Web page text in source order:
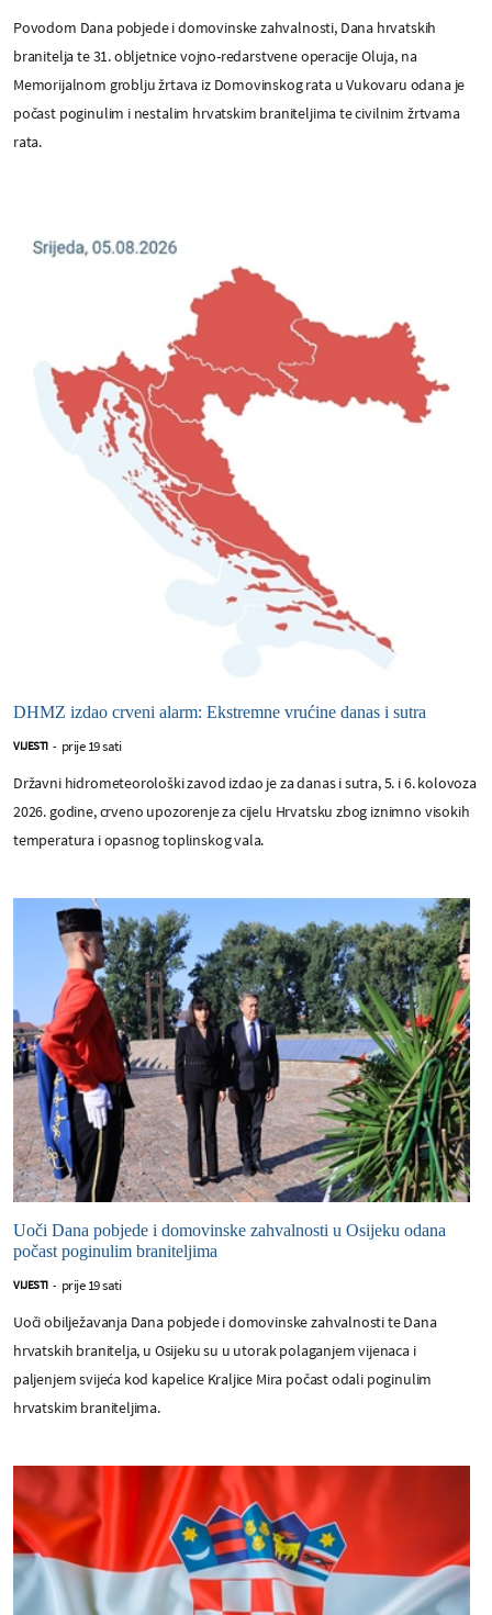
Povodom Dana pobjede i domovinske zahvalnosti, Dana hrvatskih
branitelja te 31. obljetnice vojno-redarstvene operacije Oluja, na
Memorijalnom groblju žrtava iz Domovinskog rata u Vukovaru odana je
počast poginulim i nestalim hrvatskim braniteljima te civilnim žrtvama
rata.
DHMZ izdao crveni alarm: Ekstremne vrućine danas i sutra
VIJESTI - prije 19 sati
Državni hidrometeorološki zavod izdao je za danas i sutra, 5. i 6. kolovoza
2026. godine, crveno upozorenje za cijelu Hrvatsku zbog iznimno visokih
temperatura i opasnog toplinskog vala.
Uoči Dana pobjede i domovinske zahvalnosti u Osijeku odana
počast poginulim braniteljima
VIJESTI - prije 19 sati
Uoči obilježavanja Dana pobjede i domovinske zahvalnosti te Dana
hrvatskih branitelja, u Osijeku su u utorak polaganjem vijenaca i
paljenjem svijeća kod kapelice Kraljice Mira počast odali poginulim
hrvatskim braniteljima.